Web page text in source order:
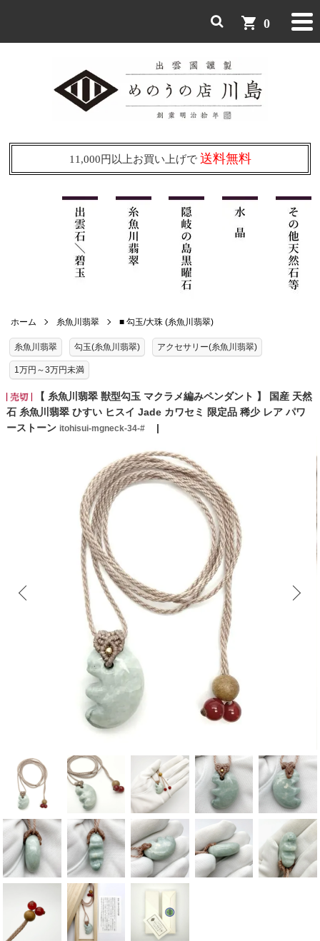
shopping_cart 0
11,000円以上お買い上げで 送料無料
ホーム 糸魚川翡翠 ■ 勾玉/大珠 (糸魚川翡翠)
糸魚川翡翠 勾玉(糸魚川翡翠) アクセサリー(糸魚川翡翠)
1万円～3万円未満
【 糸魚川翡翠 獣型勾玉 マクラメ編みペンダント 】 国産 天然
石 糸魚川翡翠 ひすい ヒスイ Jade カワセミ 限定品 稀少 レア パワ
ーストーン itohisui-mgneck-34-#